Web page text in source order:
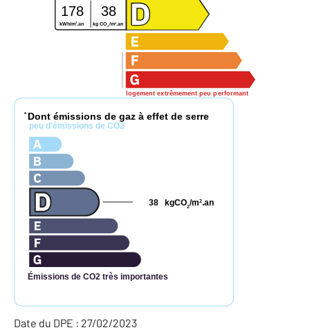
logement extrêmement peu performant
178 38
kWh/m2.an kg CO2 /m2 .an
* Dont émissions de gaz à effet de serre
peu d'émissions de CO2
Émissions de CO2 très importantes
kgCO2/m2.an
38
Date du DPE : 27/02/2023